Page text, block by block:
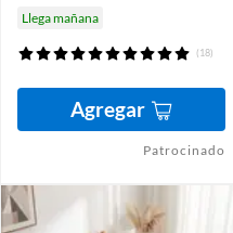
Llega mañana
(18)
Agregar
Patrocinado